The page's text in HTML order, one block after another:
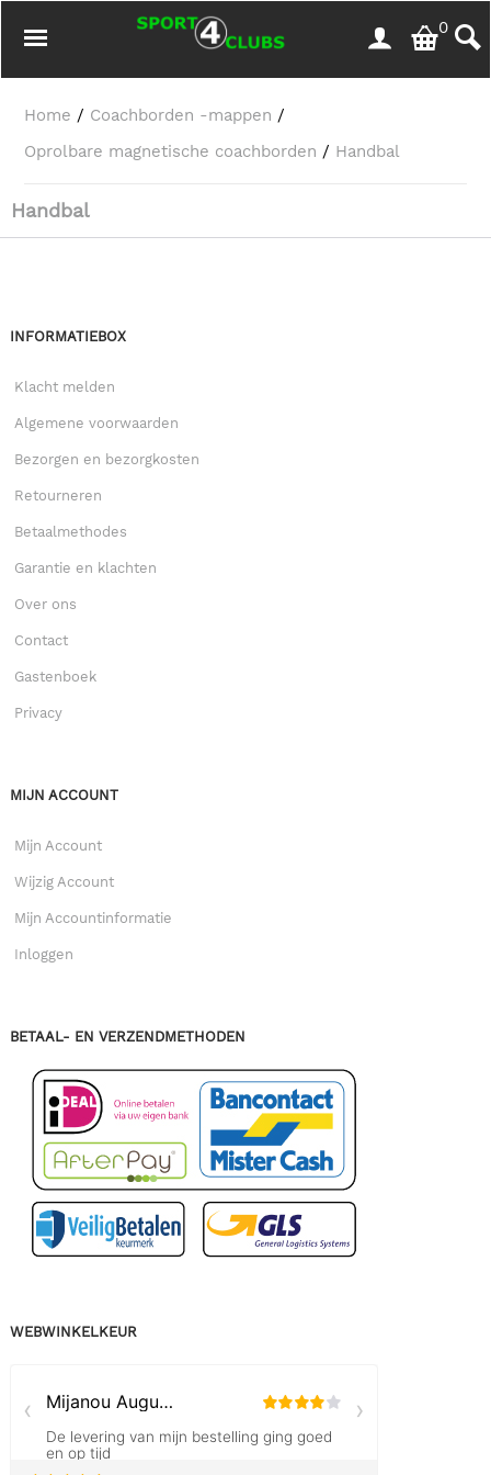
0
Home / Coachborden -mappen /
Oprolbare magnetische coachborden / Handbal
Handbal
INFORMATIEBOX
Klacht melden
Algemene voorwaarden
Bezorgen en bezorgkosten
Retourneren
Betaalmethodes
Garantie en klachten
Over ons
Contact
Gastenboek
Privacy
MIJN ACCOUNT
Mijn Account
Wijzig Account
Mijn Accountinformatie
Inloggen
BETAAL- EN VERZENDMETHODEN
WEBWINKELKEUR